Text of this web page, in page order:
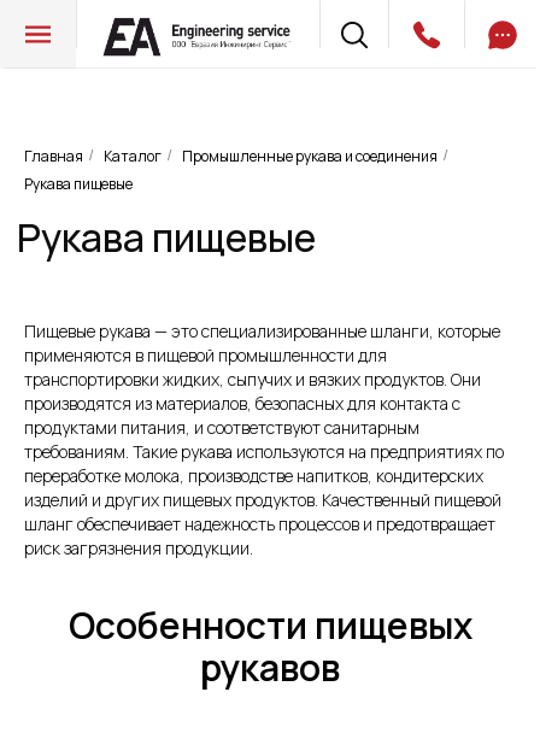
Главная / Каталог / Промышленные рукава и соединения /
Рукава пищевые
Рукава пищевые
Пищевые рукава — это специализированные шланги, которые
применяются в пищевой промышленности для
транспортировки жидких, сыпучих и вязких продуктов. Они
производятся из материалов, безопасных для контакта с
продуктами питания, и соответствуют санитарным
требованиям. Такие рукава используются на предприятиях по
переработке молока, производстве напитков, кондитерских
изделий и других пищевых продуктов. Качественный пищевой
шланг обеспечивает надежность процессов и предотвращает
риск загрязнения продукции.
Особенности пищевых
рукавов